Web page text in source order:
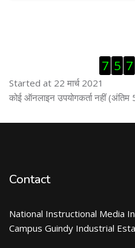
7 5 7
Started at 22 मार्च 2021
ब्लॉक से हट जायें
कोई ऑनलाइन उपयोगकर्ता नहीं (अंतिम
Contact
National Instructional Media
Campus Guindy Industrial